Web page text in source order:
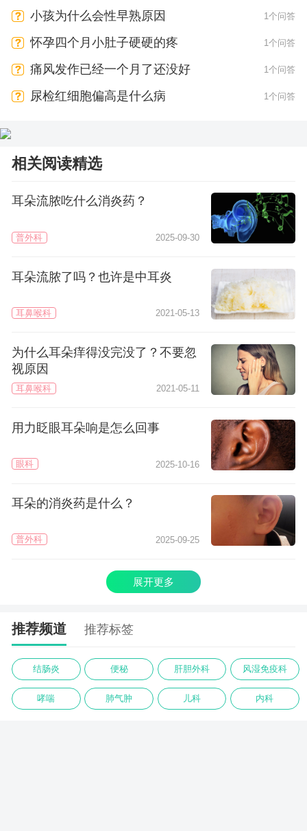
小孩为什么会性早熟原因 1个问答
怀孕四个月小肚子硬硬的疼 1个问答
痛风发作已经一个月了还没好 1个问答
尿检红细胞偏高是什么病 1个问答
相关阅读精选
耳朵流脓吃什么消炎药？
普外科 2025-09-30
耳朵流脓了吗？也许是中耳炎
耳鼻喉科 2021-05-13
为什么耳朵痒得没完没了？不要忽
视原因
耳鼻喉科 2021-05-11
用力眨眼耳朵响是怎么回事
眼科 2025-10-16
耳朵的消炎药是什么？
普外科 2025-09-25
展开更多
推荐频道 推荐标签
结肠炎 便秘 肝胆外科 风湿免疫科
哮喘 肺气肿 儿科 内科